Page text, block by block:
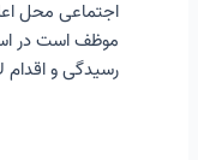
اجتماعی محل
موظف است در
رسیدگی و اقدام